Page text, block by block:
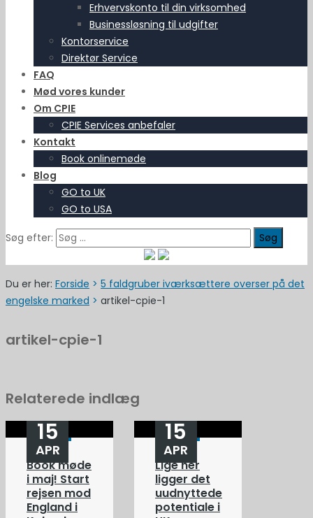
Erhvervskonto til din virksomhed
Businessløsning til udgifter
Kontorservice
Direktør Service
FAQ
Mød vores kunder
Om CPIE
CPIE Services anbefaler
Kontakt
Book onlinemøde
Blog
GO to UK
GO to USA
Søg efter:
Du er her: Forside > 5 faldgruber iværksættere overser på det
engelske marked > artikel-cpie-1
artikel-cpie-1
Relaterede indlæg
Book møde
i maj! Start
rejsen mod
England i
15
APR
Lige her
ligger det
uudnyttede
potentiale i
15
APR